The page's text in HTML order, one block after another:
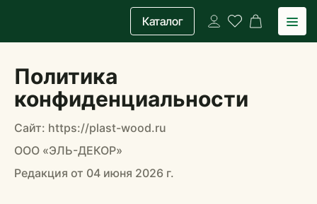
Каталог
Политика
конфиденциальности
Сайт: https://plast-wood.ru
ООО «ЭЛЬ-ДЕКОР»
Редакция от 04 июня 2026 г.